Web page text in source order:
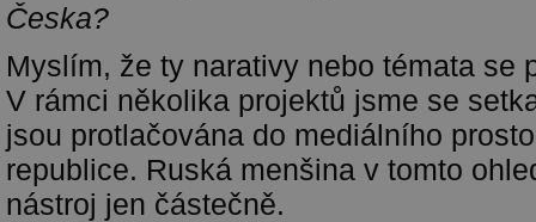
Česka?
Myslím, že ty narativy nebo témata se
V rámci několika projektů jsme se
jsou protlačována do mediálního
republice. Ruská menšina v tomto
nástroj jen částečně.